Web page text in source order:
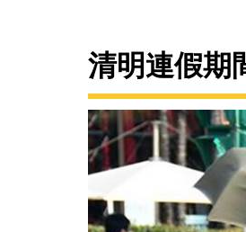
清明連假期